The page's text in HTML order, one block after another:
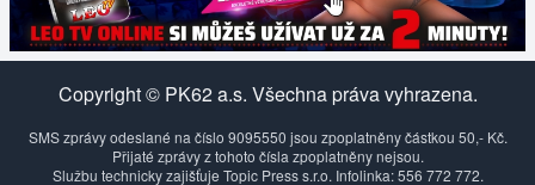
Copyright © PK62 a.s. Všechna práva vyhrazena.
SMS zprávy odeslané na číslo 9095550 jsou zpoplatněny částkou 50,- Kč.
Přijaté zprávy z tohoto čísla zpoplatněny nejsou.
Službu technicky zajišťuje Topic Press s.r.o. Infolinka: 556 772 772.